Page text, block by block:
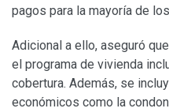
pagos para la mayoría de
Adicional a ello, aseguró
el programa de vivienda
cobertura. Además, se
económicos como la